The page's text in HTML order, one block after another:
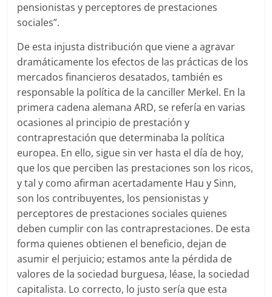
pensionistas y perceptores de prestaciones
sociales”.
De esta injusta distribución que viene a agravar
dramáticamente los efectos de las prácticas de los
mercados financieros desatados, también es
responsable la política de la canciller Merkel. En la
primera cadena alemana ARD, se refería en varias
ocasiones al principio de prestación y
contraprestación que determinaba la política
europea. En ello, sigue sin ver hasta el día de hoy,
que los que perciben las prestaciones son los ricos,
y tal y como afirman acertadamente Hau y Sinn,
son los contribuyentes, los pensionistas y
perceptores de prestaciones sociales quienes
deben cumplir con las contraprestaciones. De esta
forma quienes obtienen el beneficio, dejan de
asumir el perjuicio; estamos ante la pérdida de
valores de la sociedad burguesa, léase, la sociedad
capitalista. Lo correcto, lo justo sería que esta